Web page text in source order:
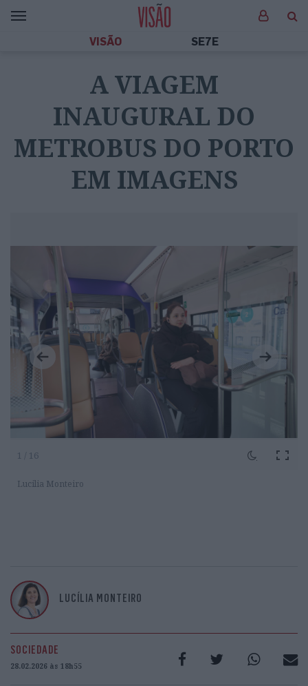
VISÃO SE7E
A VIAGEM
INAUGURAL DO
METROBUS DO PORTO
EM IMAGENS
1 / 16
Lucilia Monteiro
LUCÍLIA MONTEIRO
SOCIEDADE
28.02.2026 às 18h55